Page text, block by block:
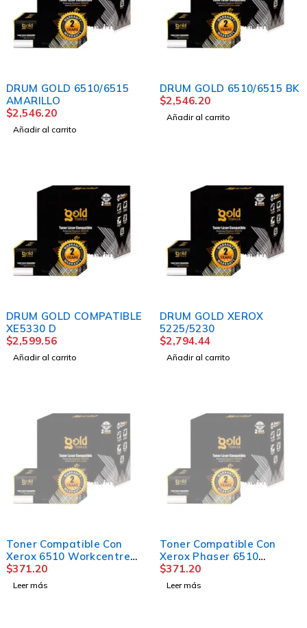
DRUM GOLD 6510/6515
AMARILLO
$2,546.20
Añadir al carrito
DRUM GOLD 6510/6515 BK
$2,546.20
Añadir al carrito
DRUM GOLD COMPATIBLE
XE5330 D
$2,599.56
Añadir al carrito
DRUM GOLD XEROX
5225/5230
$2,794.44
Añadir al carrito
AGOTADO
Toner Compatible Con
Xerox 6510 Workcentre
6515 magenta
$371.20
Leer más
AGOTADO
Toner Compatible Con
Xerox Phaser 6510
Workcentre 6515 CYAN
$371.20
Leer más